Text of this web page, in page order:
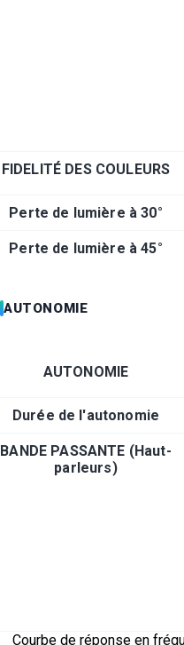
FIDELITÉ DES COULEURS
Perte de lumière à 30°
Perte de lumière à 45°
AUTONOMIE
AUTONOMIE
Durée de l'autonomie
BANDE PASSANTE (Haut-
parleurs)
Courbe de réponse en